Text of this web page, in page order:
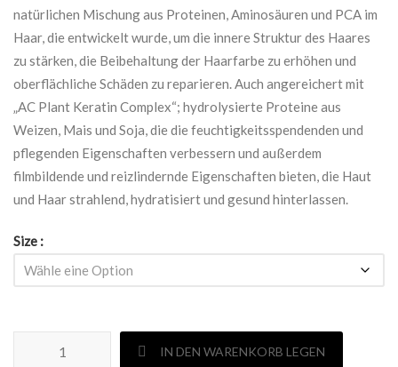
natürlichen Mischung aus Proteinen, Aminosäuren und PCA im
Haar, die entwickelt wurde, um die innere Struktur des Haares
zu stärken, die Beibehaltung der Haarfarbe zu erhöhen und
oberflächliche Schäden zu reparieren. Auch angereichert mit
„AC Plant Keratin Complex“; hydrolysierte Proteine ​​aus
Weizen, Mais und Soja, die die feuchtigkeitsspendenden und
pflegenden Eigenschaften verbessern und außerdem
filmbildende und reizlindernde Eigenschaften bieten, die Haut
und Haar strahlend, hydratisiert und gesund hinterlassen.
Size
ENVIE DAILY SHINE SHAMPOO Menge
IN DEN WARENKORB LEGEN